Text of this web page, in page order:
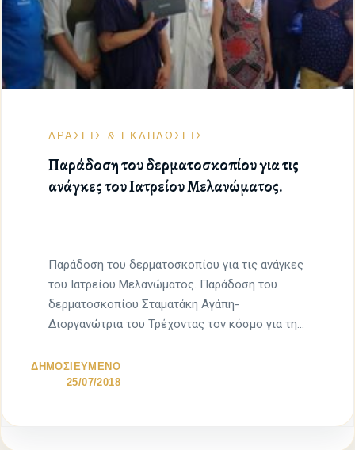
ΔΡΑΣΕΙΣ & ΕΚΔΗΛΩΣΕΙΣ
Παράδοση του δερματοσκοπίου για τις
ανάγκες του Ιατρείου Μελανώματος.
Παράδοση του δερματοσκοπίου για τις ανάγκες
του Ιατρείου Μελανώματος. Παράδοση του
δερματοσκοπίου Σταματάκη Αγάπη-
Διοργανώτρια του Τρέχοντας τον κόσμο για τη
ΔΗΜΟΣΙΕΥΜΕΝΟ
25/07/2018